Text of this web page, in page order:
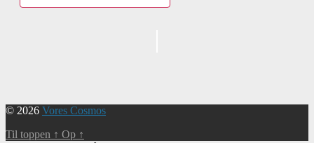
© 2026 Vores Cosmos
Til toppen ↑ Op ↑